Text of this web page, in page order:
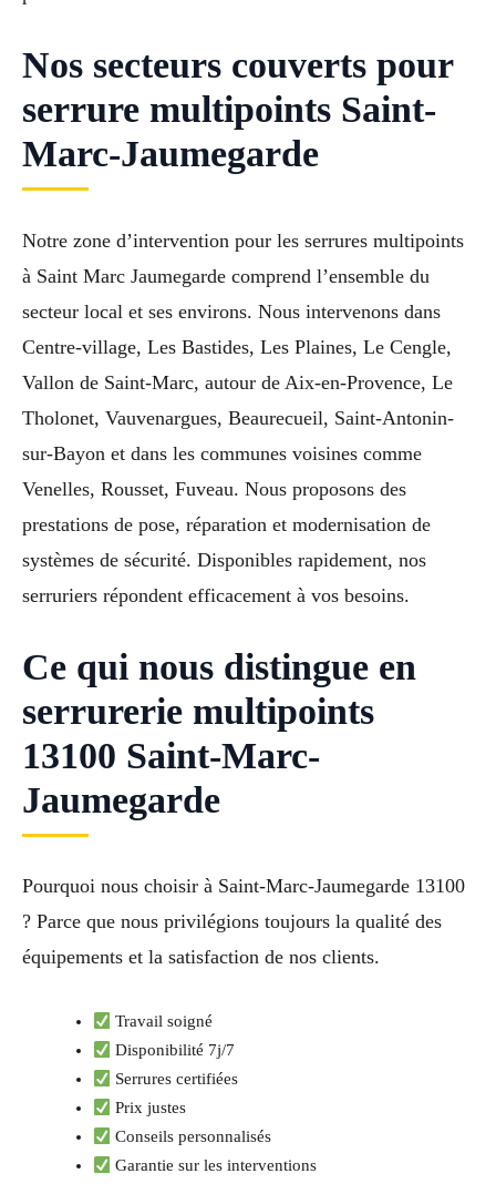
Nos secteurs couverts pour
serrure multipoints Saint-
Marc-Jaumegarde
Notre zone d’intervention pour les serrures multipoints
à Saint Marc Jaumegarde comprend l’ensemble du
secteur local et ses environs. Nous intervenons dans
Centre-village, Les Bastides, Les Plaines, Le Cengle,
Vallon de Saint-Marc, autour de Aix-en-Provence, Le
Tholonet, Vauvenargues, Beaurecueil, Saint-Antonin-
sur-Bayon et dans les communes voisines comme
Venelles, Rousset, Fuveau. Nous proposons des
prestations de pose, réparation et modernisation de
systèmes de sécurité. Disponibles rapidement, nos
serruriers répondent efficacement à vos besoins.
Ce qui nous distingue en
serrurerie multipoints
13100 Saint-Marc-
Jaumegarde
Pourquoi nous choisir à Saint-Marc-Jaumegarde 13100
? Parce que nous privilégions toujours la qualité des
équipements et la satisfaction de nos clients.
Travail soigné
Disponibilité 7j/7
Serrures certifiées
Prix justes
Conseils personnalisés
Garantie sur les interventions